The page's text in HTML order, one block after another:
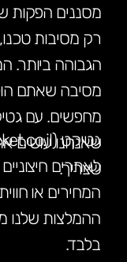
לאתרים
המחירים או
ההמלצות שלנו
בלבד.
מסננים הפקות
רק מסיבות
הגבוהה ביותר.
מסיבה שאתם
מחפשים. עם
שאנחנו עושים
שצריך.